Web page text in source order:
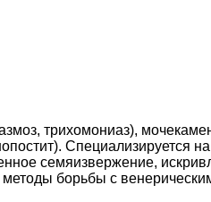
трихомониаз),
Специализируется
семяизвержение,
методы борьбы с